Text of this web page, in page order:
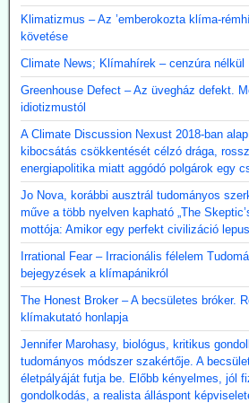
Klimatizmus – Az ’emberokozta klíma-
követése
Climate News; Klímahírek – cenzúra nélkül
Greenhouse Defect – Az üvegház defekt.
idiotizmustól
A Climate Discussion Nexust 2018-ban
kibocsátás csökkentését célzó drága,
energiapolitika miatt aggódó polgárok egy
Jo Nova, korábbi ausztrál tudományos
műve a több nyelven kapható „The
mottója: Amikor egy perfekt civilizáció
Irrational Fear – Irracionális félelem
bejegyzések a klímapánikról
The Honest Broker – A becsületes bróker.
klímakutató honlapja
Jennifer Marohasy, biológus, kritikus
tudományos módszer szakértője. A
életpályáját futja be. Előbb kényelmes, jól
gondolkodás, a realista álláspont